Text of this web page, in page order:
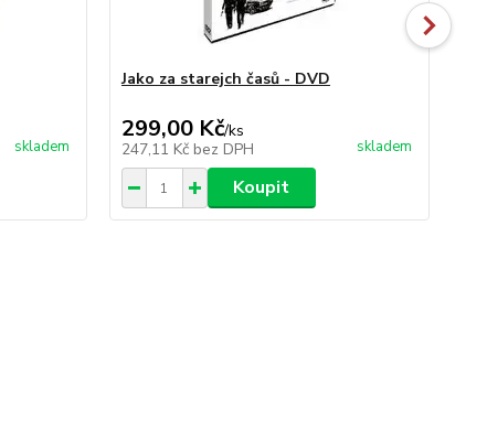
skladem
Jako za starejch časů - DVD
299,00 Kč/ks
247,11 Kč bez DPH skladem
Koupit